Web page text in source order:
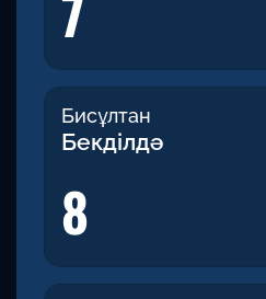
Бисұлтан
Бекділдә
8